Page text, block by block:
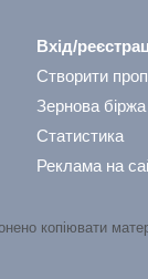
Вхід/
Створити
Зернова біржа
Статистика
Реклама на
копіювати